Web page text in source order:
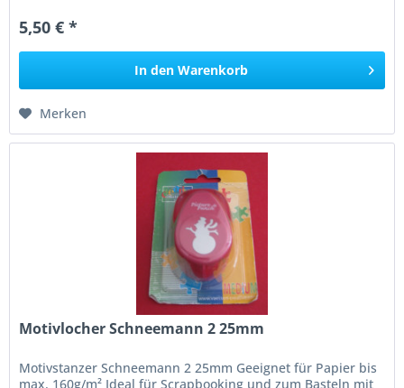
5,50 € *
In den Warenkorb
Merken
Motivlocher Schneemann 2 25mm
Motivstanzer Schneemann 2 25mm Geeignet für Papier bis
max. 160g/m² Ideal für Scrapbooking und zum Basteln mit